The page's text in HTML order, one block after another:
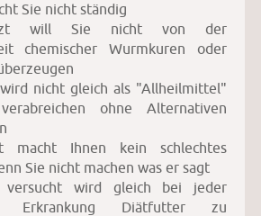
Sie nicht ständig
will Sie nicht von der
chemischer Wurmkuren oder
nicht gleich als "Allheilmittel"
ohne Alternativen
macht Ihnen kein schlechtes
Sie nicht machen was er sagt
versucht wird gleich bei jeder
Erkrankung Diätfutter zu